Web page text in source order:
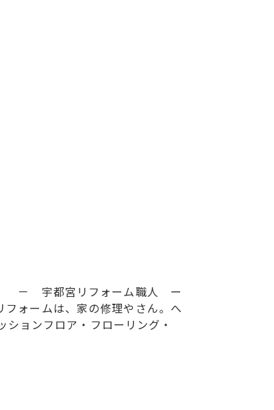
－ 宇都宮リフォーム職人 ー
フォームは、家の修理やさん。へ
ョンフロア・フローリング・